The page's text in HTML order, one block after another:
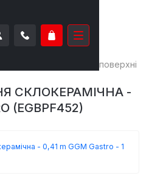
Жарові поверхні
СКЛОКЕРАМІЧНА -
(EGBPF452)